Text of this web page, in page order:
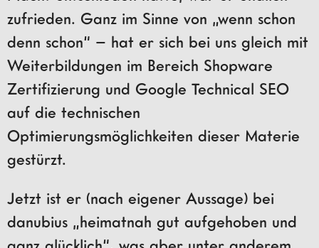
zufrieden. Ganz im Sinne von „wenn schon
denn schon“ – hat er sich bei uns gleich mit
Weiterbildungen im Bereich Shopware
Zertifizierung und Google Technical SEO
auf die technischen
Optimierungsmöglichkeiten dieser Materie
gestürzt.
Jetzt ist er (nach eigener Aussage) bei
danubius „heimatnah gut aufgehoben und